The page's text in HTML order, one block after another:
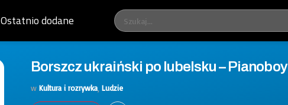
Ostatnio dodane
Borszcz ukraiński po lubelsku – Pianoboy
w Kultura i rozrywka Ludzie